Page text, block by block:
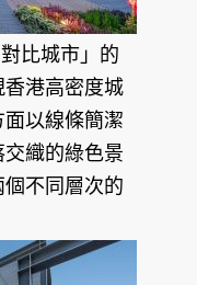
比城市」的
港高密度城
以線條簡潔
織的綠色景
不同層次的